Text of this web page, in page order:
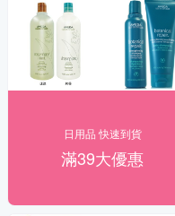
日用品 快速到貨
滿39大優惠